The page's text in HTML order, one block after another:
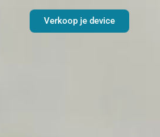
Verkoop je device